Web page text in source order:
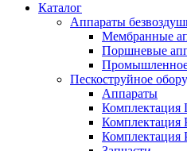
Каталог
Аппараты
Мембранные
Поршневые
Промышленное
Пескоструйное
Аппараты
Комплектация
Комплектация
Комплектация